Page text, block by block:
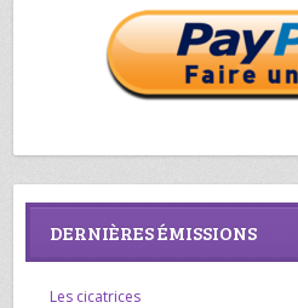
DERNIÈRES ÉMISSIONS
Les cicatrices